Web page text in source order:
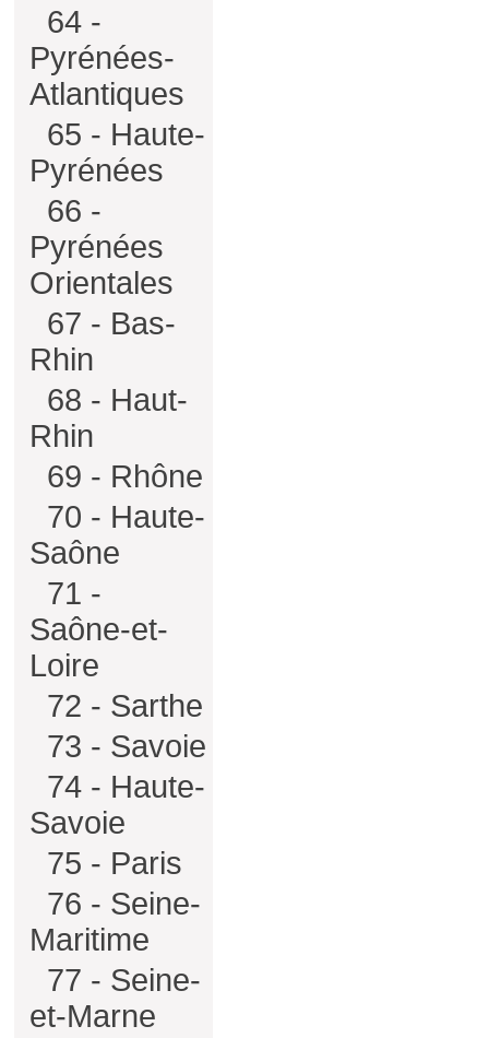
64 -
Pyrénées-
Atlantiques
65 - Haute-
Pyrénées
66 -
Pyrénées
Orientales
67 - Bas-
Rhin
68 - Haut-
Rhin
69 - Rhône
70 - Haute-
Saône
71 -
Saône-et-
Loire
72 - Sarthe
73 - Savoie
74 - Haute-
Savoie
75 - Paris
76 - Seine-
Maritime
77 - Seine-
et-Marne